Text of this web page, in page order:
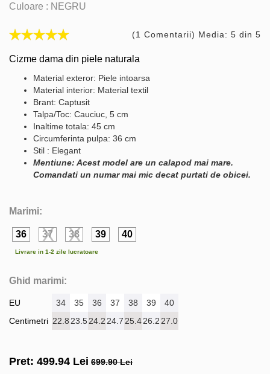
Culoare : NEGRU
(1 Comentarii) Media: 5 din 5
Cizme dama din piele naturala
Material exteror: Piele intoarsa
Material interior: Material textil
Brant: Captusit
Talpa/Toc: Cauciuc, 5 cm
Inaltime totala: 45 cm
Circumferinta pulpa: 36 cm
Stil : Elegant
Mentiune: Acest model are un calapod mai mare.
Comandati un numar mai mic decat purtati de obicei.
Marimi:
36 37 38 39 40
Livrare in 1-2 zile lucratoare
Ghid marimi:
EU
Centimetri
34 35 36 37 38 39
40
22.8 23.524.2 24.7 25.426.2 27.0
Pret: 499.94 Lei 699.90 Lei